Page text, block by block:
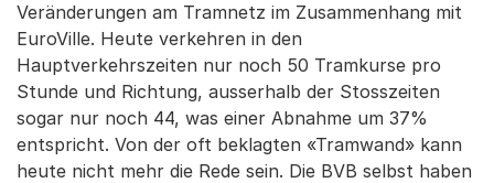
Veränderungen am Tramnetz im Zusammenhang mit
EuroVille. Heute verkehren in den
Hauptverkehrszeiten nur noch 50 Tramkurse pro
Stunde und Richtung, ausserhalb der Stosszeiten
sogar nur noch 44, was einer Abnahme um 37%
entspricht. Von der oft beklagten «Tramwand» kann
heute nicht mehr die Rede sein. Die BVB selbst haben